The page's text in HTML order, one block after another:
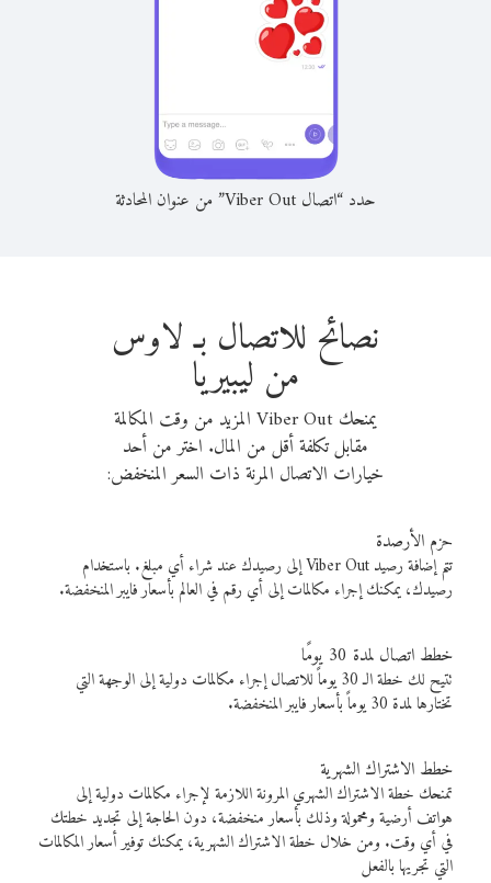
حدد “اتصال Viber Out” من عنوان المحادثة
نصائح للاتصال بـ لاوس
من ليبيريا
يمنحك Viber Out المزيد من وقت المكالمة
مقابل تكلفة أقل من المال. اختر من أحد
خيارات الاتصال المرنة ذات السعر المنخفض:
حزم الأرصدة
تتم إضافة رصيد Viber Out إلى رصيدك عند شراء أي مبلغ. باستخدام
رصيدك، يمكنك إجراء مكالمات إلى أي رقم في العالم بأسعار فايبر المنخفضة.
خطط اتصال لمدة 30 يومًا
تتيح لك خطة الـ 30 يوماً للاتصال إجراء مكالمات دولية إلى الوجهة التي
تختارها لمدة 30 يوماً بأسعار فايبر المنخفضة.
خطط الاشتراك الشهرية
تمنحك خطة الاشتراك الشهري المرونة اللازمة لإجراء مكالمات دولية إلى
هواتف أرضية ومحمولة وذلك بأسعار منخفضة، دون الحاجة إلى تجديد خطتك
في أي وقت. ومن خلال خطة الاشتراك الشهرية، يمكنك توفير أسعار المكالمات
التي تجريها بالفعل